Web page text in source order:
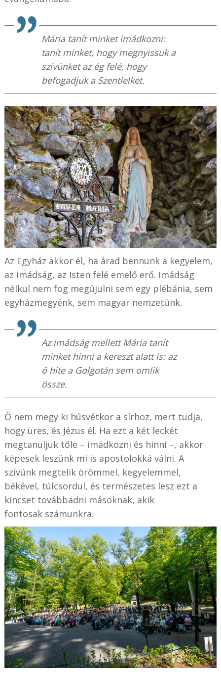
Mária tanít minket imádkozni:
tanít minket, hogy megnyissuk a
szívünket az ég felé, hogy
befogadjuk a Szentlelket.
Az Egyház akkor él, ha árad bennünk a kegyelem,
az imádság, az Isten felé emelő erő. Imádság
nélkül nem fog megújulni sem egy plébánia, sem
egyházmegyénk, sem magyar nemzetünk.
Az imádság mellett Mária tanít
minket hinni a kereszt alatt is: az
ő hite a Golgotán sem omlik
össze.
Ő nem megy ki húsvétkor a sírhoz, mert tudja,
hogy üres, és Jézus él. Ha ezt a két leckét
megtanuljuk tőle – imádkozni és hinni –, akkor
képesek leszünk mi is apostolokká válni. A
szívünk megtelik örömmel, kegyelemmel,
békével, túlcsordul, és természetes lesz ezt a
kincset továbbadni másoknak, akik
fontosak számunkra.